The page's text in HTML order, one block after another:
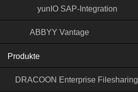
yunIO SAP-Integration
ABBYY Vantage
Produkte
DRACOON Enterprise Filesharing